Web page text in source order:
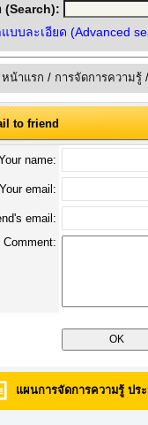
(Search):
บบละเอียด (Advanced
หน้าแรก / การจัดการความรู้/
to friend
name:
email:
email:
Comment:
แผนการจัดการความรู้ ปร